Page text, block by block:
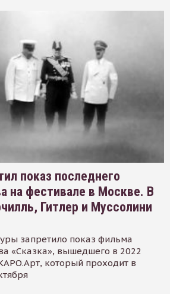
показ последнего
на фестивале в Москве. В
Гитлер и Муссолини
запретило показ фильма
«Сказка», вышедшего в 2022
который проходит в